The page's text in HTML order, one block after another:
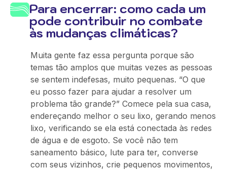
Para encerrar: como cada um
pode contribuir no combate
às mudanças climáticas?
Muita gente faz essa pergunta porque são
temas tão amplos que muitas vezes as pessoas
se sentem indefesas, muito pequenas. “O que
eu posso fazer para ajudar a resolver um
problema tão grande?” Comece pela sua casa,
endereçando melhor o seu lixo, gerando menos
lixo, verificando se ela está conectada às redes
de água e de esgoto. Se você não tem
saneamento básico, lute para ter, converse
com seus vizinhos, crie pequenos movimentos,